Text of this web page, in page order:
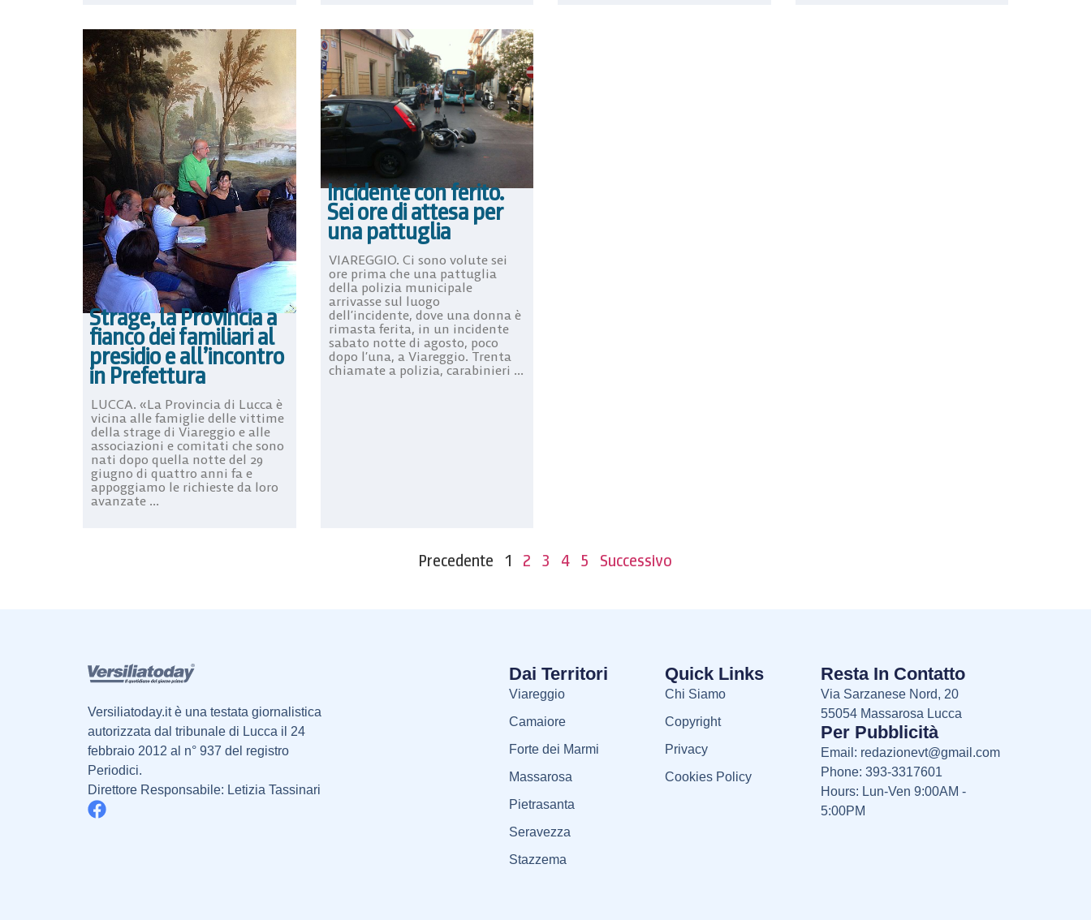
Strage, la Provincia a
fianco dei familiari al
presidio e all’incontro
in Prefettura
LUCCA. «La Provincia di Lucca è
vicina alle famiglie delle vittime
della strage di Viareggio e alle
associazioni e comitati che sono
nati dopo quella notte del 29
giugno di quattro anni fa e
appoggiamo le richieste da loro
avanzate ...
Incidente con ferito.
Sei ore di attesa per
una pattuglia
VIAREGGIO. Ci sono volute sei
ore prima che una pattuglia
della polizia municipale
arrivasse sul luogo
dell’incidente, dove una donna è
rimasta ferita, in un incidente
sabato notte di agosto, poco
dopo l’una, a Viareggio. Trenta
chiamate a polizia, carabinieri ...
Precedente 1 2 3 4 5 Successivo
Versiliatoday.it è una testata giornalistica
autorizzata dal tribunale di Lucca il 24
febbraio 2012 al n° 937 del registro
Periodici.
Direttore Responsabile: Letizia Tassinari
Dai Territori
Viareggio
Camaiore
Forte dei Marmi
Massarosa
Pietrasanta
Seravezza
Stazzema
Quick Links
Chi Siamo
Copyright
Privacy
Cookies Policy
Resta In Contatto
Via Sarzanese Nord, 20
55054 Massarosa Lucca
Per Pubblicità
Email: redazionevt@gmail.com
Phone: 393-3317601
Hours: Lun-Ven 9:00AM -
5:00PM